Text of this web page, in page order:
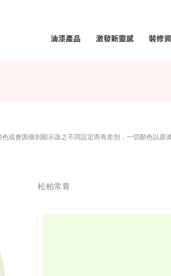
油漆產品 激發新靈感 裝修
或會因個別顯示器之不同設定而有差別，一切顏色以原
松柏常青